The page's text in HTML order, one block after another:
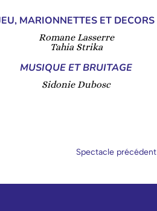
MARIONNETTES ET DECORS
Romane Lasserre
Tahia Strika
MUSIQUE ET BRUITAGE
Sidonie Dubosc
Spectacle précédent